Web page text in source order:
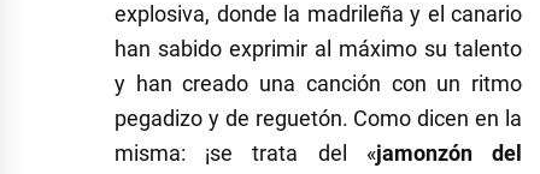
explosiva, donde la madrileña y el canario
han sabido exprimir al máximo su talento
y han creado una canción con un ritmo
pegadizo y de reguetón. Como dicen en la
misma: ¡se trata del «jamonzón del